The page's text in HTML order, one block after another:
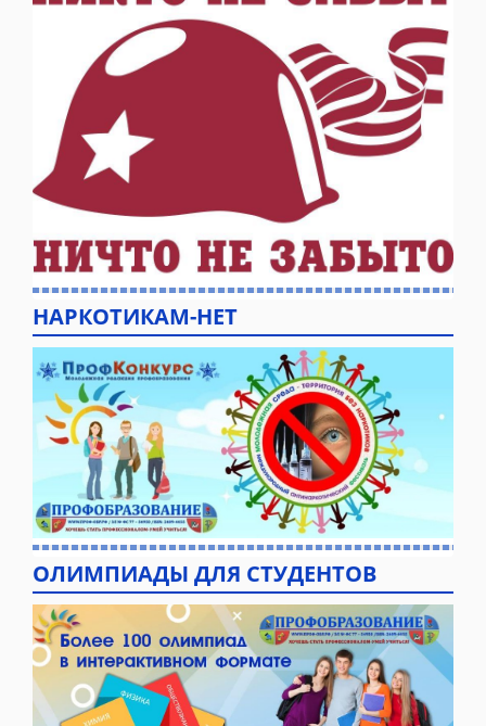
НАРКОТИКАМ-НЕТ
ОЛИМПИАДЫ ДЛЯ СТУДЕНТОВ